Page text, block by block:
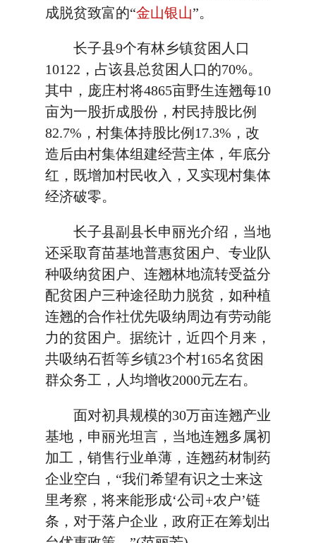
成脱贫致富的“金山银山”。
长子县9个有林乡镇贫困人口
10122，占该县总贫困人口的70%。
其中，庞庄村将4865亩野生连翘每10
亩为一股折成股份，村民持股比例
82.7%，村集体持股比例17.3%，改
造后由村集体组建经营主体，年底分
红，既增加村民收入，又实现村集体
经济破零。
长子县副县长申丽光介绍，当地
还采取育苗基地普惠贫困户、专业队
种吸纳贫困户、连翘林地流转受益分
配贫困户三种途径助力脱贫，如种植
连翘的合作社优先吸纳周边有劳动能
力的贫困户。据统计，近四个月来，
共吸纳石哲等乡镇23个村165名贫困
群众务工，人均增收2000元左右。
面对初具规模的30万亩连翘产业
基地，申丽光坦言，当地连翘多属初
加工，销售行业单薄，连翘药材制药
企业空白，“我们希望有识之士来这
里考察，将来能形成‘公司+农户’链
条，对于落户企业，政府正在筹划出